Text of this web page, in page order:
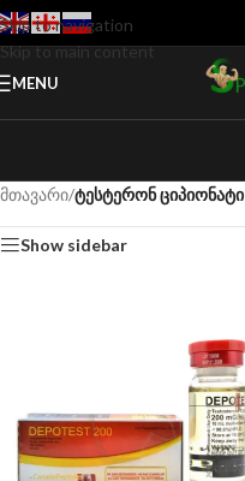
Skip to navigation
Skip to main content
MENU
მთავარი/ტესტერონ ციპიონატი
Show sidebar